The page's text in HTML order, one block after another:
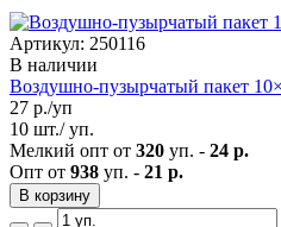
Артикул: 250116
В наличии
Воздушно-пузырчатый пакет
27 р./уп
10 шт./ уп.
Мелкий опт от 320 уп. - 24 р.
Опт от 938 уп. - 21 р.
В корзину